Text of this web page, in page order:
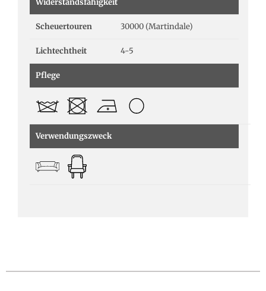
Scheuertouren 30000 (Martindale)
Lichtechtheit 4-5
Pflege
Verwendungszweck